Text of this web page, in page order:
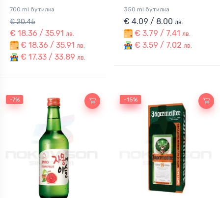
700 ml бутилка
€ 20.45
€ 18.36 / 35.91 лв.
€ 18.36 / 35.91 лв.
€ 17.33 / 33.89 лв.
350 ml бутилка
€ 4.09 / 8.00 лв.
€ 3.79 / 7.41 лв.
€ 3.59 / 7.02 лв.
-7% -15%
-15%